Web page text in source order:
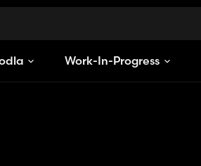
Work-In-Progress